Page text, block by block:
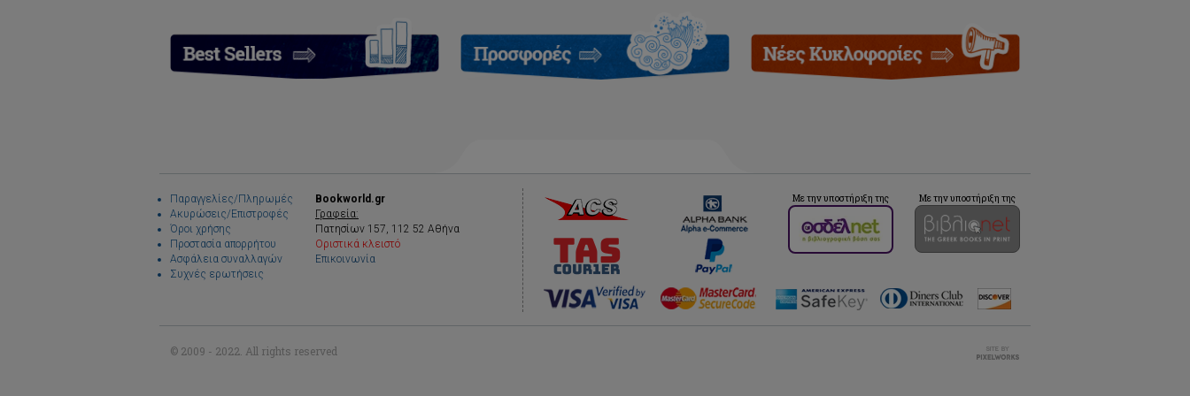
Παραγγελίες/Πληρωμές
Ακυρώσεις/Επιστροφές
Όροι χρήσης
Προστασία απορρήτου
Ασφάλεια συναλλαγών
Συχνές ερωτήσεις
Bookworld.gr
Γραφεία:
Πατησίων 157, 112 52 Αθήνα
Οριστικά κλειστό
Επικοινωνία
Με την υποστήριξη της Με την υποστήριξη της
© 2009 - 2022. All rights reserved